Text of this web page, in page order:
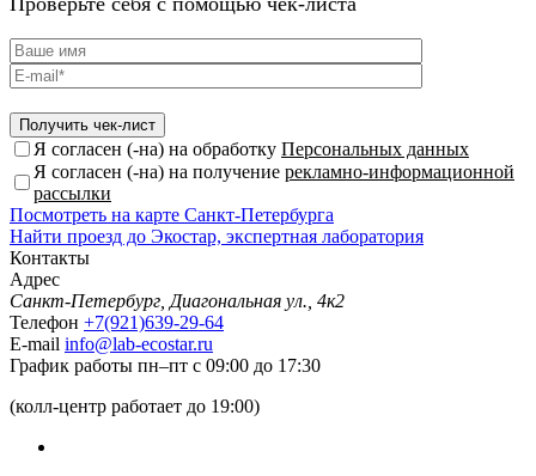
Я согласен (-на) на обработку Персональных данных
Я согласен (-на) на получение рекламно-информационной
рассылки
Посмотреть на карте Санкт-Петербурга
Найти проезд до Экостар, экспертная лаборатория
Контакты
Адрес
Санкт-Петербург, Диагональная ул., 4к2
Телефон +7(921)639-29-64
E-mail info@lab-ecostar.ru
График работы пн–пт с 09:00 до 17:30
(колл-центр работает до 19:00)